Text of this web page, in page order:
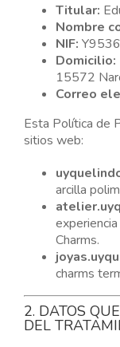
Titular:
Nombre
NIF:
Domicilio:
15572
Correo
Esta Política de
sitios web:
arcilla
Charms.
charms
2. DATOS
DEL